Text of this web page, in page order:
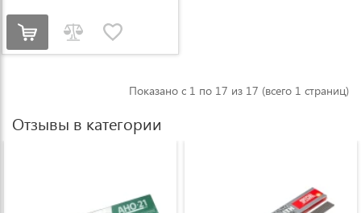
Показано с 1 по 17 из 17 (всего 1 страниц)
Отзывы в категории